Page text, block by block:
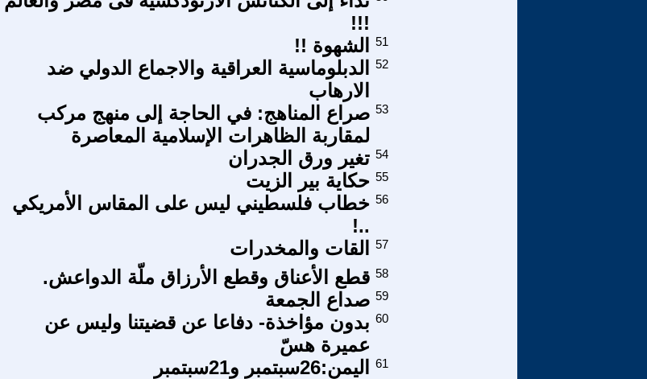
!!!
الشهوة !!
51
الدبلوماسية العراقية والاجماع الدولي ضد
الارهاب
52
صراع المناهج: في الحاجة إلى منهج مركب
لمقاربة الظاهرات الإسلامية المعاصرة
53
تغير ورق الجدران 54
حكاية بير الزيت 55
خطاب فلسطيني ليس على المقاس الأمريكي
..!
56
القات والمخدرات 57
قطع الأعناق وقطع الأرزاق ملّة الدواعش. 58
صداع الجمعة 59
بدون مؤاخذة- دفاعا عن قضيتنا وليس عن
عميرة هسّ
60
اليمن:26سبتمبر و21سبتمبر 61